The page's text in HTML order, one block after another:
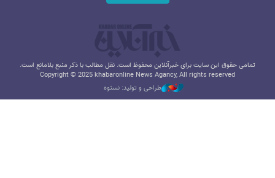
تمامی حقوق این سایت برای خبرآنلاین محفوظ است. نقل مطالب با ذکر منبع بلامانع است.
Copyright © 2025 khabaronline News Agancy, All rights reserved
طراحی و تولید: نستوه